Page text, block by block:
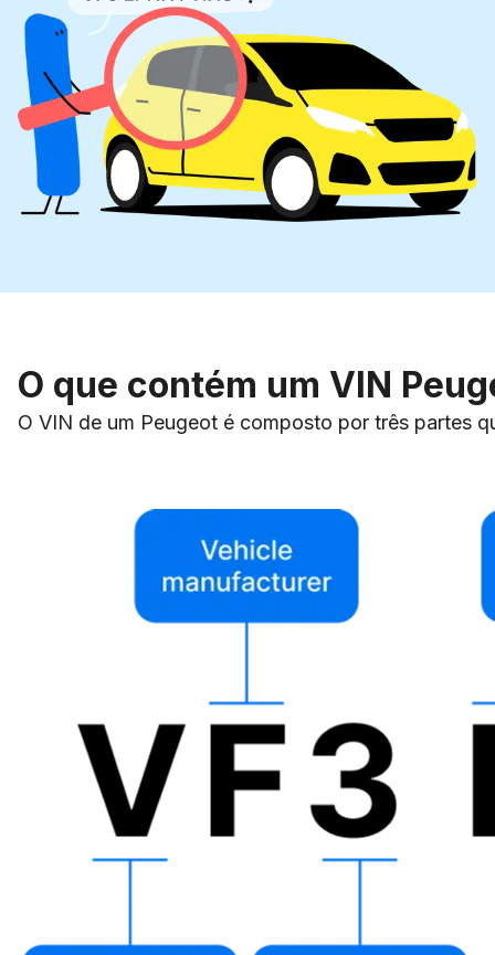
O que contém um VIN
O VIN de um Peugeot é composto por três partes